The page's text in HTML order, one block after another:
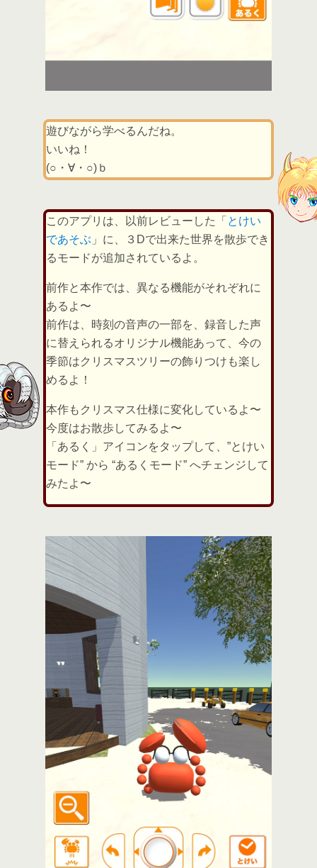
遊びながら学べるんだね。
いいね！
(○・∀・○)ｂ
このアプリは、以前レビューした「 とけい
であそぶ 」に、３Dで出来た世界を散歩でき
るモードが追加されているよ。
前作と本作では、異なる機能がそれぞれに
あるよ〜
前作は、時刻の音声の一部を、録音した声
に替えられるオリジナル機能あって、今の
季節はクリスマスツリーの飾りつけも楽し
めるよ！
本作もクリスマス仕様に変化しているよ〜
今度はお散歩してみるよ〜
「あるく」アイコンをタップして、”とけい
モード” から “あるくモード” へチェンジして
みたよ〜